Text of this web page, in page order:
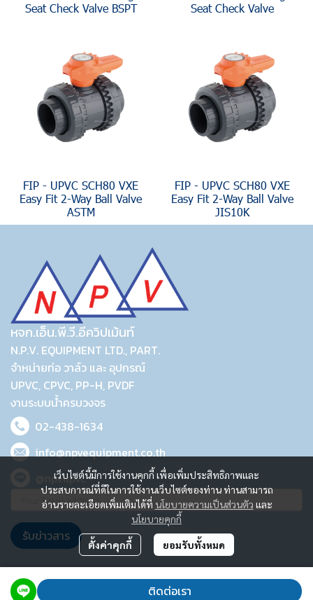
Seat Check Valve BSPT
Seat Check Valve
FIP - UPVC SCH80 VXE
Easy Fit 2-Way Ball Valve
ASTM
FIP - UPVC SCH80 VXE
Easy Fit 2-Way Ball Valve
JIS10K
ติดต่อเรา
เว็บไซต์นี้มีการใช้งานคุกกี้ เพื่อเพิ่มประสิทธิภาพและ
ประสบการณ์ที่ดีในการใช้งานเว็บไซต์ของท่าน ท่านสามารถ
อ่านรายละเอียดเพิ่มเติมได้ที่ นโยบายความเป็นส่วนตัว และ
นโยบายคุกกี้
ตั้งค่าคุกกี้ ยอมรับทั้งหมด
หจก.เอ็น.พี.วี.อีควิปเม้นท์
N.P.V. EQUIPMENT LTD., PART.
จำหน่ายท่อ วาล์ว และ อุปกรณ์
UPVC, CPVC, PP-H, PVDF
งานระบบน้ำครบวงจร
02-438-1634
info@npvequipment.co.th
@npvupvc
รับข่าวสาร
2023 © N.P.V. EQUIPMENT LTD., PART.